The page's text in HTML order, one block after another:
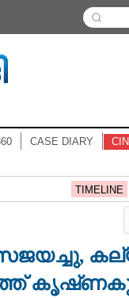
CASE DIARY
TIMELINE